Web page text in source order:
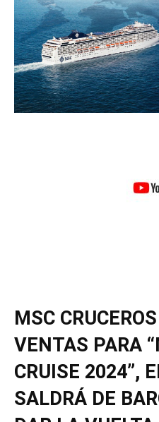
MSC
VENTAS PARA
CRUISE 2024”,
SALDRÁ DE